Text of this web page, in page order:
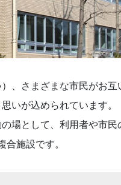
、さまざまな市民がお互
いが込められています。
場として、利用者や市民
合施設です。